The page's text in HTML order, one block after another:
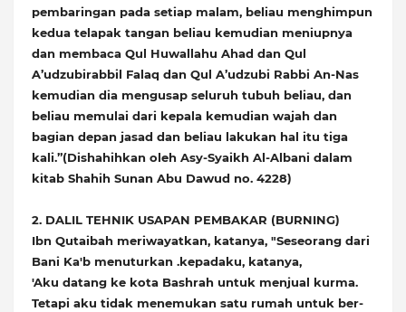
pembaringan pada setiap malam, beliau menghimpun
kedua telapak tangan beliau kemudian meniupnya
dan membaca Qul Huwallahu Ahad dan Qul
A’udzubirabbil Falaq dan Qul A’udzubi Rabbi An-Nas
kemudian dia mengusap seluruh tubuh beliau, dan
beliau memulai dari kepala kemudian wajah dan
bagian depan jasad dan beliau lakukan hal itu tiga
kali.”(Dishahihkan oleh Asy-Syaikh Al-Albani dalam
kitab Shahih Sunan Abu Dawud no. 4228)
2. DALIL TEHNIK USAPAN PEMBAKAR (BURNING)
Ibn Qutaibah meriwayatkan, katanya, "Seseorang dari
Bani Ka'b menuturkan .kepadaku, katanya,
'Aku datang ke kota Bashrah untuk menjual kurma.
Tetapi aku tidak menemukan satu rumah untuk ber-